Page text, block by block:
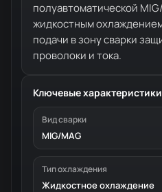
полуавтоматической
жидкостным
подачи в зону сварки
проволоки и тока.
Ключевые характеристики
Вид сварки
MIG/MAG
Тип охлаждения
Жидкостное охлаждение